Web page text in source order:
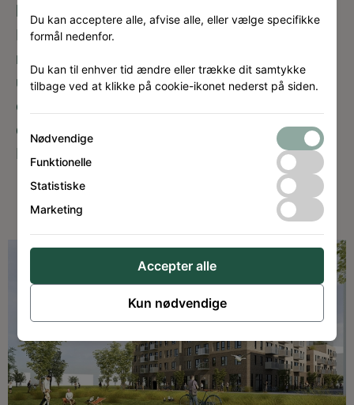
hjørne, ved den kommende Henning Jensens
Plads, opføres kontorer i stueetagen. På sigt,
når bydelen er lidt længere fremme i sin
udvikling, er det tanken, at lejemålet kan
omdannes til publikumsorienterede formål fx
cafe med udeservering på Henning Jensens
Plads.
Du kan acceptere alle, afvise alle, eller vælge specifikke
formål nedenfor.
Du kan til enhver tid ændre eller trække dit samtykke
tilbage ved at klikke på cookie-ikonet nederst på siden.
Nødvendige
Funktionelle
Statistiske
Marketing
Kun nødvendige
Accepter alle